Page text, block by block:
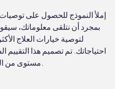
إملأ النموذج للحصول على
بمجرد أن نتلقى معلوماتك،
لتوصية خيارات العلاج
احتياجاتك. تم تصميم هذا
مستوى من الرعاية وخطة العلاج الأكثر فعالية.